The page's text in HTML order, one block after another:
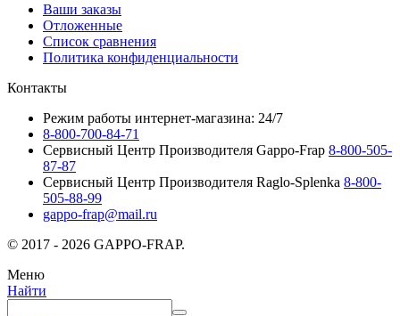
Ваши заказы
Отложенные
Список сравнения
Политика конфиденциальности
Контакты
Режим работы интернет-магазина: 24/7
8-800-700-84-71
Сервисный Центр Производителя Gappo-Frap 8-800-505-
87-87
Сервисный Центр Производителя Raglo-Splenka 8-800-
505-88-99
gappo-frap@mail.ru
© 2017 - 2026 GAPPO-FRAP.
Меню
Найти